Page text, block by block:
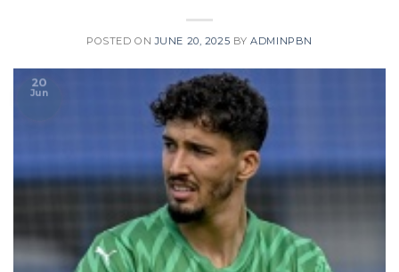
POSTED ONJUNE 20, 2025 BYADMINPBN
20
Jun